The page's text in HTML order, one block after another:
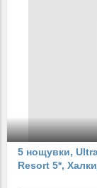
5 нощувки,
Resort 5*,